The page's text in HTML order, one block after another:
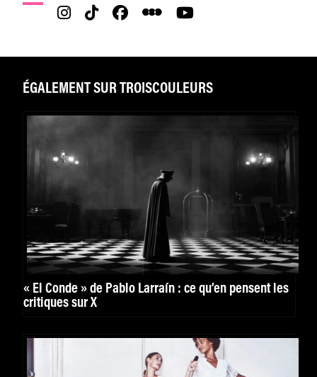
ÉGALEMENT SUR TROISCOULEURS
« El Conde » de Pablo Larraín : ce qu’en pensent les
critiques sur X